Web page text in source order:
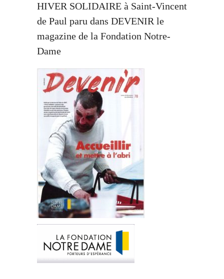
HIVER SOLIDAIRE à Saint-Vincent
de Paul paru dans DEVENIR le
magazine de la Fondation Notre-
Dame